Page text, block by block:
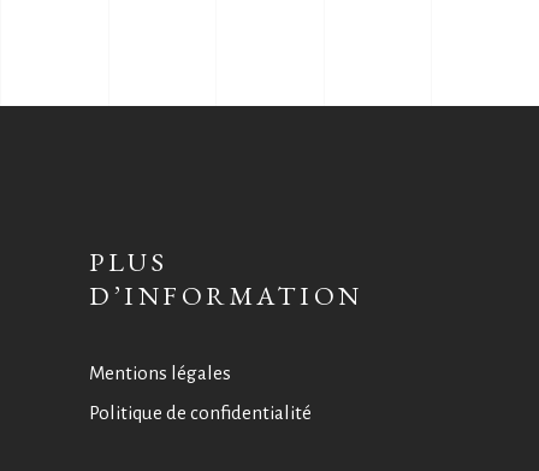
PLUS
D’INFORMATION
Mentions légales
Politique de confidentialité